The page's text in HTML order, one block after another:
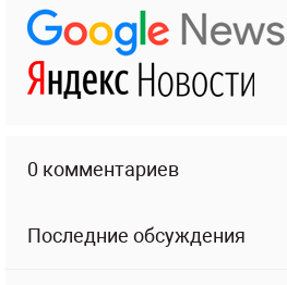
0 комментариев
Последние обсуждения